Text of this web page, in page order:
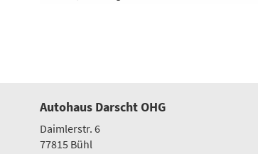
Autohaus Darscht OHG
Daimlerstr. 6
77815 Bühl